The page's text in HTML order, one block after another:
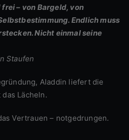
Endlich muss
Nicht einmal seine
Staufen
Lächeln.
Vertrauen – notgedrungen.